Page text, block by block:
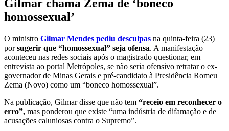
Gilmar chama Zema de ‘boneco
homossexual’
O ministro Gilmar Mendes pediu desculpas na quinta-feira (23)
porsugerir que “homossexual” seja ofensa. A manifestação
aconteceu nas redes sociais após o magistrado questionar, em
entrevista ao portal Metrópoles, se não seria ofensivo retratar o ex-
governador de Minas Gerais e pré-candidato à Presidência Romeu
Zema (Novo) como um “boneco homossexual”.
Na publicação, Gilmar disse que não tem “receio em reconhecer o
erro”, mas ponderou que existe “uma indústria de difamação e de
acusações caluniosas contra o Supremo”.